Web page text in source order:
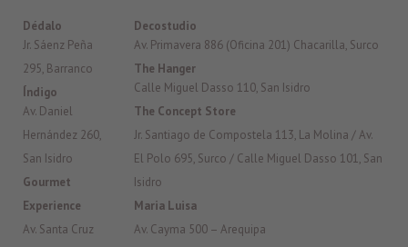
Dédalo
Jr. Sáenz Peña
295, Barranco
Índigo
Av. Daniel
Hernández 260,
San Isidro
Gourmet
Experience
Av. Santa Cruz
Decostudio
Av. Primavera 886 (Oficina 201) Chacarilla, Surco
The Hanger
Calle Miguel Dasso 110, San Isidro
The Concept Store
Jr. Santiago de Compostela 113, La Molina / Av.
El Polo 695, Surco / Calle Miguel Dasso 101, San
Isidro
Maria Luisa
Av. Cayma 500 – Arequipa